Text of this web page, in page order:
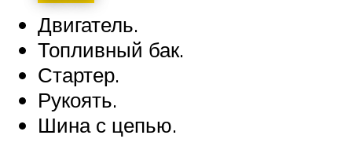
Двигатель.
Топливный бак.
Стартер.
Рукоять.
Шина с цепью.